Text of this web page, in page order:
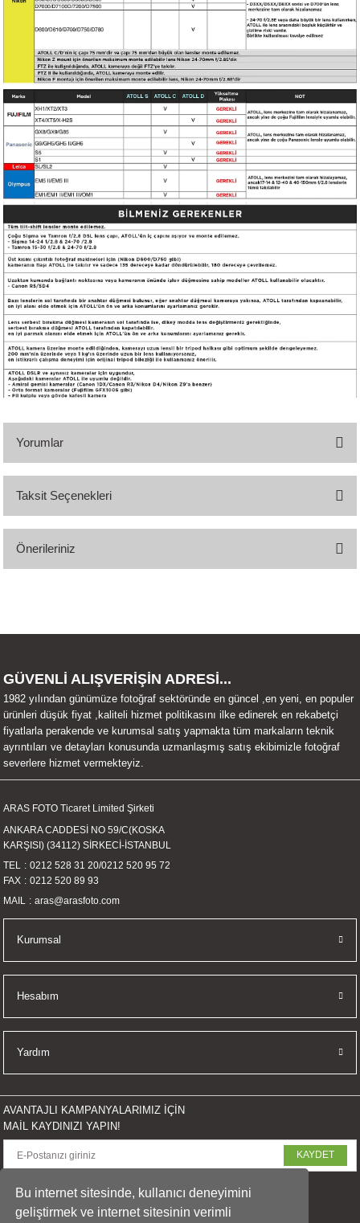
Bu internet sitesinde, kullanıcı deneyimini
geliştirmek ve internet sitesinin verimli
Yorumlar
Taksit Seçenekleri
Önerileriniz
Görüş ve önerileriniz için teşekkür ederiz.
Ürün resmi kalitesiz, bozuk veya görüntülenemiyor.
Ürün açıklamasında eksik bilgiler bulunuyor.
Ürün bilgilerinde hatalar bulunuyor.
Ürün fiyatı diğer sitelerden daha pahalı.
Bu ürüne benzer farklı alternatifler olmalı.
Gönder
GÜVENLİ ALIŞVERİŞİN ADRESİ...
1982 yılından günümüze fotoğraf sektöründe en güncel ,en yeni, en populer
ürünleri düşük fiyat ,kaliteli hizmet politikasını ilke edinerek en rekabetçi
fiyatlarla perakende ve kurumsal satış yapmakta tüm markaların teknik
ayrıntıları ve detayları konusunda uzmanlaşmış satış ekibimizle fotoğraf
severlere hizmet vermekteyiz.
ARAS FOTO Ticaret Limited Şirketi
ANKARA CADDESİ NO 59/C(KOSKA
KARŞISI) (34112) SİRKECİ-İSTANBUL
TEL
0212 528 31 20/0212 520 95 72
FAX
0212 520 89 93
MAIL
aras@arasfoto.com
Kurumsal
Hesabım
Yardım
AVANTAJLI KAMPANYALARIMIZ İÇİN
MAİL KAYDINIZI YAPIN!
KAYDET
SOSYAL MEDYADA PAYLAŞ